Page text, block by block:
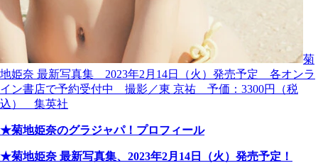
菊
地姫奈 最新写真集 2023年2月14日（火）発売予定 各オンラ
イン書店で予約受付中 撮影／東 京祐 予価：3300円（税
込） 集英社
★菊地姫奈のグラジャパ！プロフィール
★菊地姫奈 最新写真集、2023年2月14日（火）発売予定！